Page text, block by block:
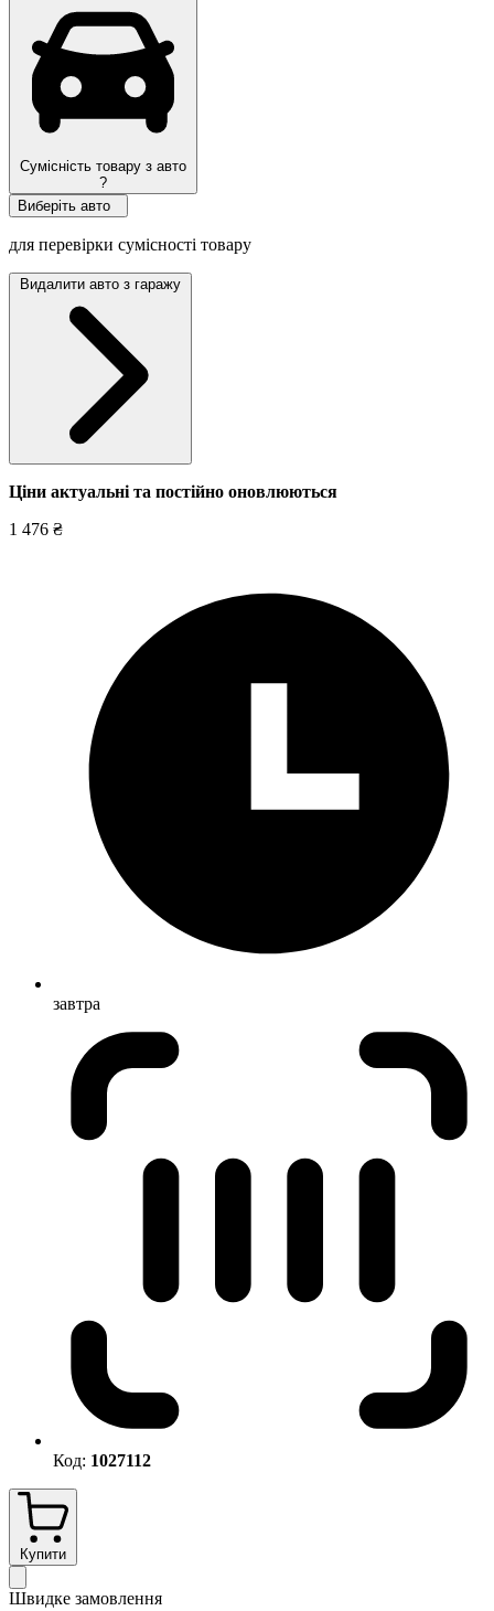
Сумісність товару з авто
?
Виберіть авто
для перевірки сумісності товару
Видалити авто з гаражу
Ціни актуальні та постійно оновлюються
1 476 ₴
завтра
Код: 1027112
Купити
Швидке замовлення